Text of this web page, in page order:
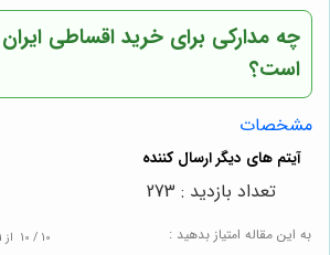
چه مدارکی برای خرید اقساطی
است؟
مشخصات
به این مقاله امتیاز بدهید : 10 / 10 از 1
تعداد بازدید : 273